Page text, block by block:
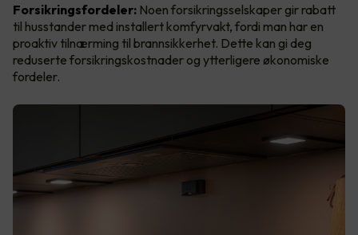
Forsikringsfordeler: Noen forsikringsselskaper gir rabatt
til husstander med installert komfyrvakt, fordi man har en
proaktiv tilnærming til brannsikkerhet. Dette kan gi deg
reduserte forsikringskostnader og ytterligere økonomiske
fordeler.